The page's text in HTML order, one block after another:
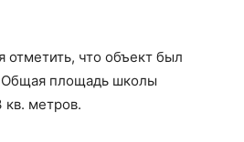
отметить, что объект был
Общая площадь школы
кв. метров.